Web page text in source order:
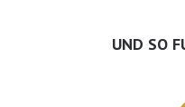
UND SO